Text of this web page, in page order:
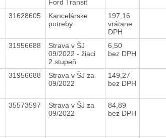
Ford Transit
31628605
Kancelárske
potreby
197,16
vrátane
DPH
31956688
Strava v ŠJ
09/2022 - žiaci
2.stupeň
6,50
bez DPH
31956688
Strava v ŠJ za
09/2022
149,27
bez DPH
35573597
Strava v ŠJ za
09/2022
84,89
bez DPH